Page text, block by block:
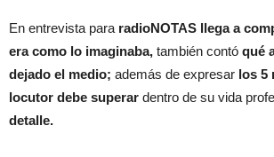
En entrevista para radioNOTAS llega a
era como lo imaginaba, también contó qué
dejado el medio; además de expresar los 5
locutor debe superar dentro de su vida
detalle.